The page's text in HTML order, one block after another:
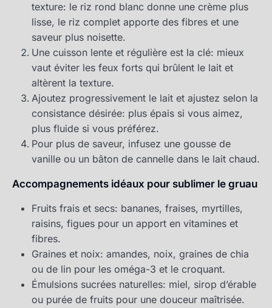
texture: le riz rond blanc donne une crème plus
lisse, le riz complet apporte des fibres et une
saveur plus noisette.
Une cuisson lente et régulière est la clé: mieux
vaut éviter les feux forts qui brûlent le lait et
altèrent la texture.
Ajoutez progressivement le lait et ajustez selon la
consistance désirée: plus épais si vous aimez,
plus fluide si vous préférez.
Pour plus de saveur, infusez une gousse de
vanille ou un bâton de cannelle dans le lait chaud.
Accompagnements idéaux pour sublimer le gruau
Fruits frais et secs: bananes, fraises, myrtilles,
raisins, figues pour un apport en vitamines et
fibres.
Graines et noix: amandes, noix, graines de chia
ou de lin pour les oméga-3 et le croquant.
Émulsions sucrées naturelles: miel, sirop d’érable
ou purée de fruits pour une douceur maîtrisée.